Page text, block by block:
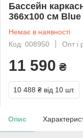
Бассейн
366х100 см Blue
Немає в наявності
Код: 008950
Опт і
11 590 ₴
10 488 ₴ від 10 шт.
Опис